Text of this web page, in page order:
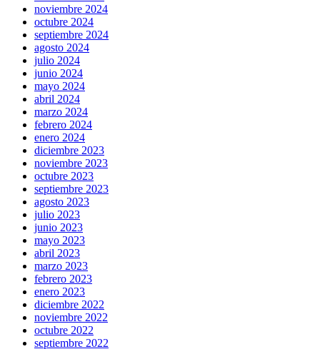
noviembre 2024
octubre 2024
septiembre 2024
agosto 2024
julio 2024
junio 2024
mayo 2024
abril 2024
marzo 2024
febrero 2024
enero 2024
diciembre 2023
noviembre 2023
octubre 2023
septiembre 2023
agosto 2023
julio 2023
junio 2023
mayo 2023
abril 2023
marzo 2023
febrero 2023
enero 2023
diciembre 2022
noviembre 2022
octubre 2022
septiembre 2022